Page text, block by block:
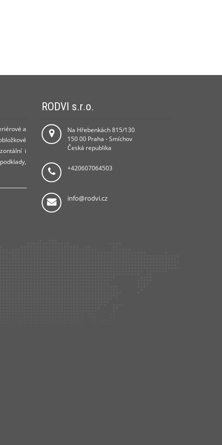
a
i
RODVI s.r.o.
Na Hřebenkách 815/130
150 00 Praha - Smíchov
Česká republika
+420607064503
info@rodvi.cz